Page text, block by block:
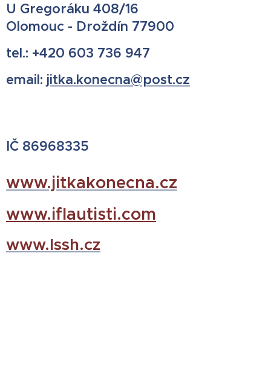
U Gregoráku 408/16
Olomouc - Droždín 77900
tel.: +420 603 736 947
email: jitka.konecna@post.cz
IČ 86968335
www.jitkakonecna.cz
www.iflautisti.com
www.lssh.cz